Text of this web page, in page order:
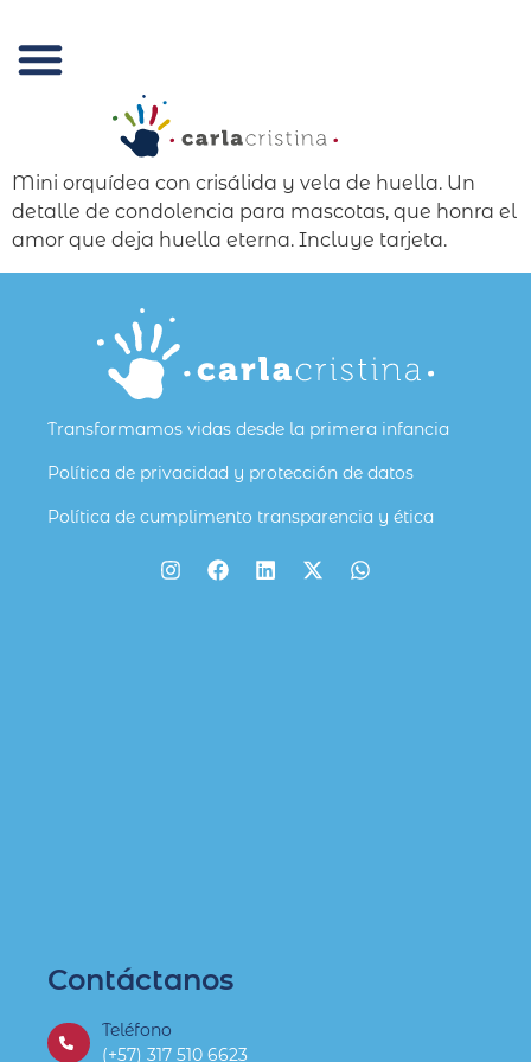
Mini orquídea con crisálida y vela de huella. Un
detalle de condolencia para mascotas, que honra el
amor que deja huella eterna. Incluye tarjeta.
Transformamos vidas desde la primera infancia
Política de privacidad y protección de datos
Política de cumplimento transparencia y ética
Contáctanos
Teléfono
(+57) 317 510 6623